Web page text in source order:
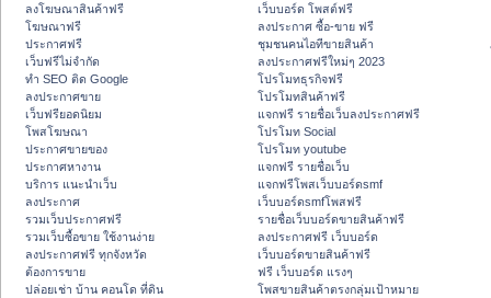
ลงโฆษณาสินค้าฟรี
โฆษณาฟรี
ประกาศฟรี
เว็บฟรีไม่จำกัด
ทำ SEO ติด Google
ลงประกาศขาย
เว็บฟรียอดนิยม
โพสโฆษณา
ประกาศขายของ
ประกาศหางาน
บริการ แนะนำเว็บ
ลงประกาศ
รวมเว็บประกาศฟรี
รวมเว็บซื้อขาย ใช้งานง่าย
ลงประกาศฟรี ทุกจังหวัด
ต้องการขาย
ปล่อยเช่า บ้าน คอนโด ที่ดิน
เว็บบอร์ด โพสต์ฟรี
ลงประกาศ ซื้อ-ขาย ฟรี
ชุมชนคนไอทีขายสินค้า
ลงประกาศฟรีใหม่ๆ 2023
โปรโมทธุรกิจฟรี
โปรโมทสินค้าฟรี
แจกฟรี รายชื่อเว็บลงประกาศฟรี
โปรโมท Social
โปรโมท youtube
แจกฟรี รายชื่อเว็บ
แจกฟรีโพสเว็บบอร์ดsmf
เว็บบอร์ดsmfโพสฟรี
รายชื่อเว็บบอร์ดขายสินค้าฟรี
ลงประกาศฟรี เว็บบอร์ด
เว็บบอร์ดขายสินค้าฟรี
ฟรี เว็บบอร์ด แรงๆ
โพสขายสินค้าตรงกลุ่มเป้าหมาย